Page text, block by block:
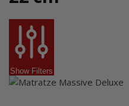
Show Filters